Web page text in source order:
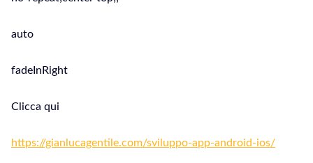
auto
fadeInRight
Clicca qui
https://gianlucagentile.com/sviluppo-app-android-ios/